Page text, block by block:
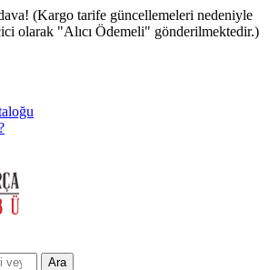
(Kargo tarife güncellemeleri nedeniyle
olarak "Alıcı Ödemeli" gönderilmektedir.)
Ara